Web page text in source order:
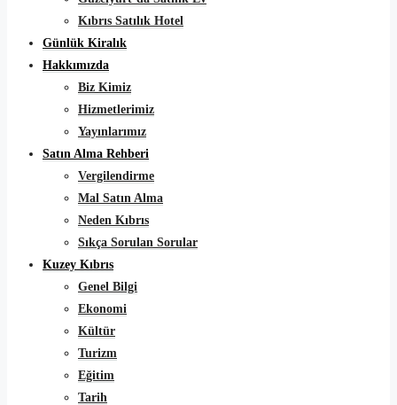
Kıbrıs Satılık Hotel
Günlük Kiralık
Hakkımızda
Biz Kimiz
Hizmetlerimiz
Yayınlarımız
Satın Alma Rehberi
Vergilendirme
Mal Satın Alma
Neden Kıbrıs
Sıkça Sorulan Sorular
Kuzey Kıbrıs
Genel Bilgi
Ekonomi
Kültür
Turizm
Eğitim
Tarih